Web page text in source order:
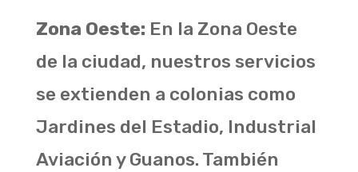
Zona Oeste: En la Zona Oeste
de la ciudad, nuestros servicios
se extienden a colonias como
Jardines del Estadio, Industrial
Aviación y Guanos. También